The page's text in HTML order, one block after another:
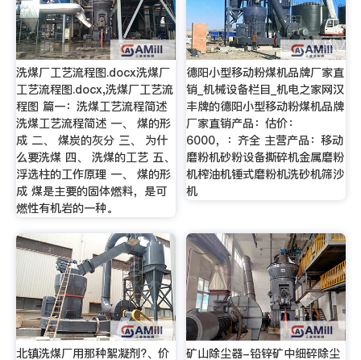
洗煤厂工艺流程图.docx洗煤厂
工艺流程图.docx,洗煤厂工艺流
程图 篇一：洗煤工艺流程简述
洗煤工艺流程简述 一、 煤的形
成 二、 煤炭的灰分 三、 为什
么要洗煤 四、 洗煤的工艺 五、
浮选柱的工作原理 一、 煤的形
成 煤是主要的固体燃料，是可
燃性有机岩的一种。
德阳小型移动粉煤机品牌厂家直
销_机械设备栏目_机电之家网汉
丰牌的德阳小型移动粉煤机品牌
厂家直销产品：估价：
6000，：齐全 主营产品：移动
磨粉机砂粉设备撕碎机金属磨粉
机榨油机锤式磨粉机洗砂机筛沙
机
北镇洗煤厂用那种絮凝剂?、价
矿山除尘器-铅锌矿中细碎除尘